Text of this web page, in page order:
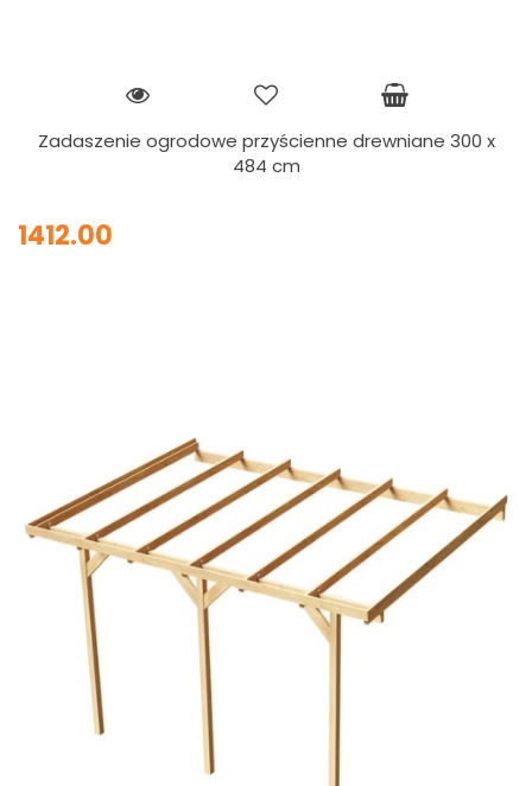
Zadaszenie ogrodowe przyścienne drewniane 300 x
484 cm
1412.00